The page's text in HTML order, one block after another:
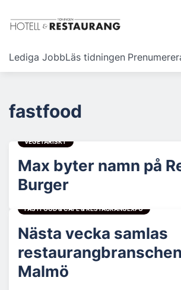
Lediga JobbLäs tidningen
fastfood
VEGETARISKT
Max byter namn på
Burger
FASTFOOD & CAFÉ & RESTAURANGEXPO
Nästa vecka samlas
restaurangbranschen
Malmö